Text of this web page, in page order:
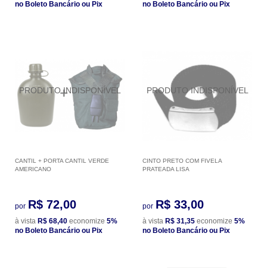
no Boleto Bancário ou Pix
no Boleto Bancário ou Pix
CANTIL + PORTA CANTIL VERDE
AMERICANO
por R$ 72,00
à vista R$ 68,40 economize 5%
no Boleto Bancário ou Pix
CINTO PRETO COM FIVELA
PRATEADA LISA
por R$ 33,00
à vista R$ 31,35 economize 5%
no Boleto Bancário ou Pix